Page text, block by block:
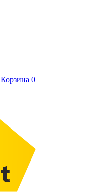
Корзина 0